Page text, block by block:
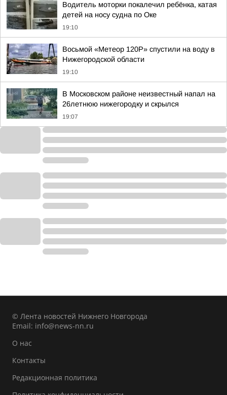
Водитель моторки покалечил ребёнка, катая
детей на носу судна по Оке
19:10
Восьмой «Метеор 120Р» спустили на воду в
Нижегородской области
19:10
В Московском районе неизвестный напал на
26летнюю нижегородку и скрылся
19:07
© Лента новостей Нижнего Новгорода
Email: info@news-nn.ru
О нас
Контакты
Редакционная политика